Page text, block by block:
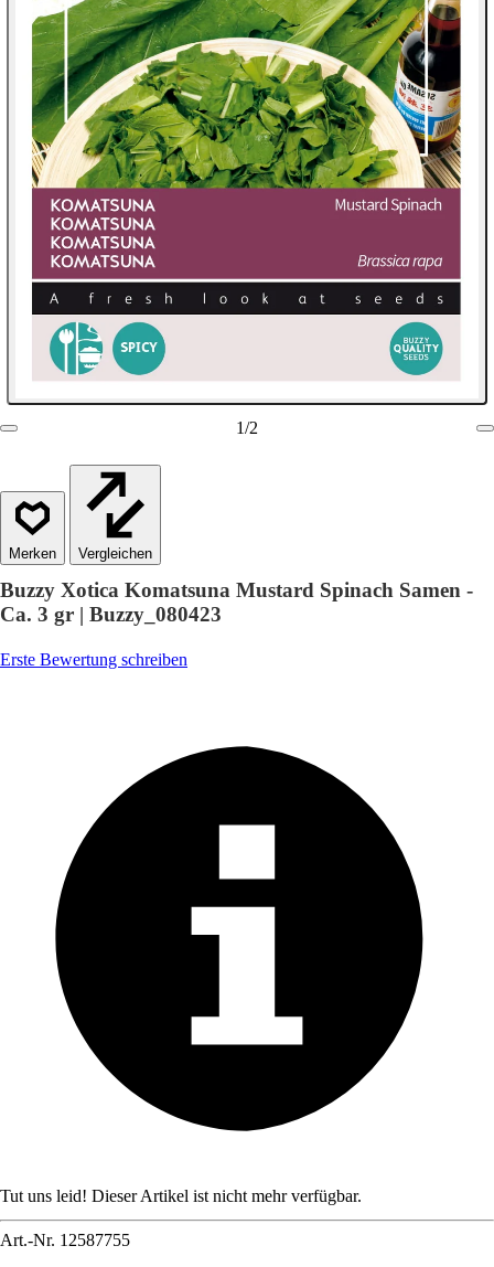
1/2
Vergleichen
Buzzy Xotica Komatsuna Mustard Spinach Samen -
Ca. 3 gr | Buzzy_080423
Erste Bewertung schreiben
Tut uns leid! Dieser Artikel ist nicht mehr verfügbar.
Art.-Nr. 12587755